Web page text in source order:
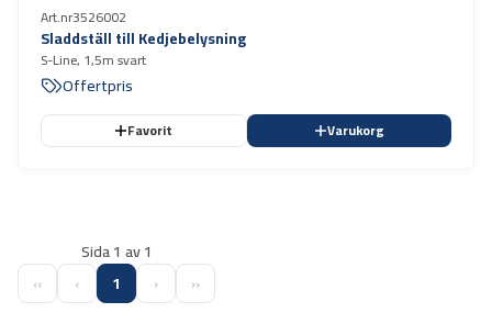
Art.nr3526002
Sladdställ till Kedjebelysning
S-Line, 1,5m svart
Offertpris
Favorit Varukorg
Sida 1 av 1
‹‹
‹ 1 › ››